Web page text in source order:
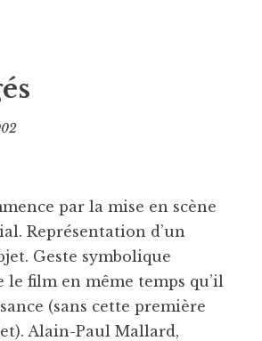
par la mise en scène
Représentation d’un
Geste symbolique
le film en même temps qu’il
(sans cette première
Alain-Paul Mallard,